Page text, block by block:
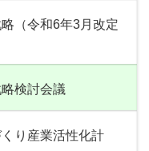
（令和6年3月改定
検討会議
り産業活性化計